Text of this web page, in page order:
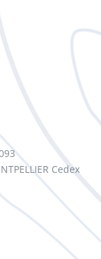
Cedex